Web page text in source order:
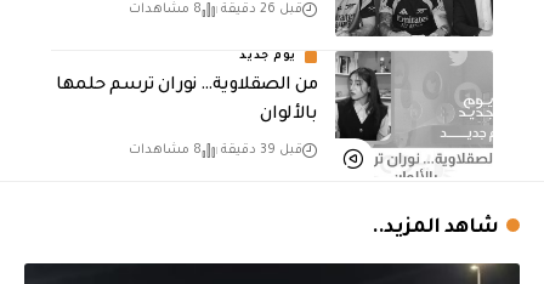
قبل 26 دقيقة 8 مشاهدات
يوم جديد
من الصقلاوية… نوران ترسم حلمها
بالألوان
قبل 39 دقيقة 8 مشاهدات
شاهد المزيد..